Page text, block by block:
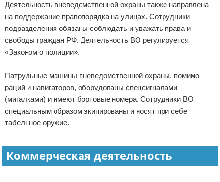
Деятельность вневедомственной охраны также направлена
на поддержание правопорядка на улицах. Сотрудники
подразделения обязаны соблюдать и уважать права и
свободы граждан РФ. Деятельность ВО регулируется
«Законом о полиции».
Патрульные машины вневедомственной охраны, помимо
раций и навигаторов, оборудованы спецсигналами
(мигалками) и имеют бортовые номера. Сотрудники ВО
специальным образом экипированы и носят при себе
табельное оружие.
Коммерческая деятельность